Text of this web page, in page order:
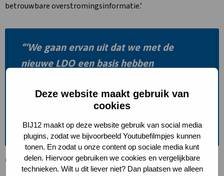
Deze website maakt gebruik van
cookies
BIJ12 maakt op deze website gebruik van social media
plugins, zodat we bijvoorbeeld Youtubefilmpjes kunnen
tonen. En zodat u onze content op sociale media kunt
delen. Hiervoor gebruiken we cookies en vergelijkbare
technieken. Wilt u dit liever niet? Dan plaatsen we alleen
betrouwbare overstromingsinformatie.’
‘We gaan ervan uit dat we met de
nieuwe LDO een basis hebben
samenwerking rondom verzamelen,
gebruik, productie en ontsluiten van
overstromingsinformatie.’
Onderdeel LVO